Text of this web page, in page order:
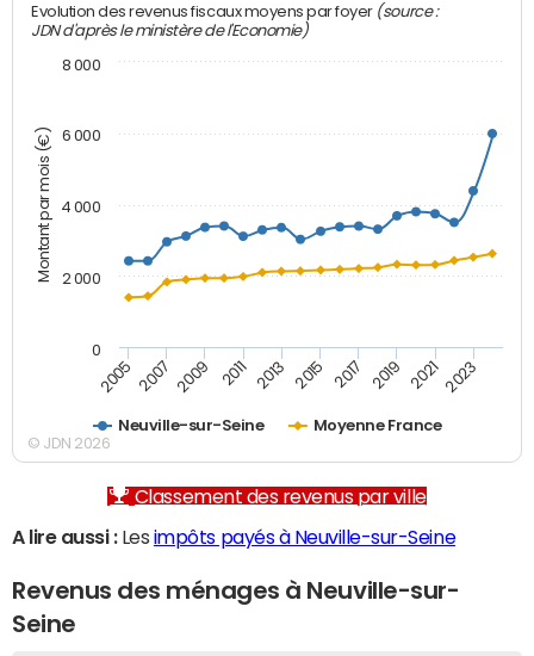
Montant par mois (€)
Evolution des revenus fiscaux moyens par foyer (source :
JDN d'après le ministère de l'Economie)
Neuville-sur-Seine Moyenne France
2005 2007 2009 2011 2013 2015 2017 2019 2021 2023
2 000
4 000
6 000
0
8 000
© JDN 2026
Classement des revenus par ville
A lire aussi :Les impôts payés à Neuville-sur-Seine
Revenus des ménages à Neuville-sur-
Seine